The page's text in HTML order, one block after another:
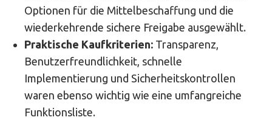
Optionen für die Mittelbeschaffung und die
wiederkehrende sichere Freigabe ausgewählt.
Praktische Kaufkriterien: Transparenz,
Benutzerfreundlichkeit, schnelle
Implementierung und Sicherheitskontrollen
waren ebenso wichtig wie eine umfangreiche
Funktionsliste.